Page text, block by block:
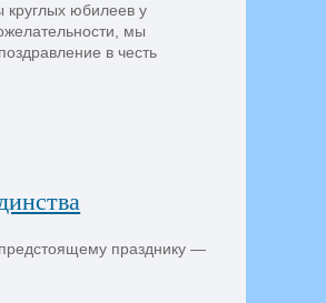
юбилеев у
мы
в честь
празднику —